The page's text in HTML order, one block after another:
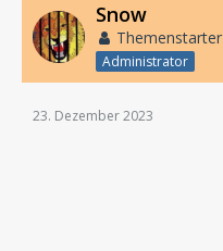
Snow
Themenstarter
Administrator
23. Dezember 2023